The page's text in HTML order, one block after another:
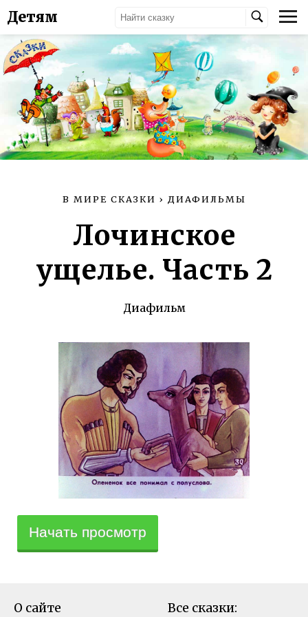
Детям
В МИРЕ СКАЗКИ › ДИАФИЛЬМЫ
Лочинское
ущелье. Часть 2
Диафильм
Начать просмотр
О сайте Все сказки: